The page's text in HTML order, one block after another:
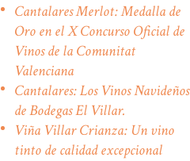
Cantalares Merlot: Medalla de
Oro en el X Concurso Oficial de
Vinos de la Comunitat
Valenciana
Cantalares: Los Vinos Navideños
de Bodegas El Villar.
Viña Villar Crianza: Un vino
tinto de calidad excepcional